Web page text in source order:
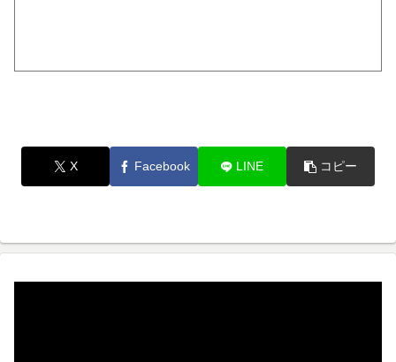
X Facebook LINE コピー